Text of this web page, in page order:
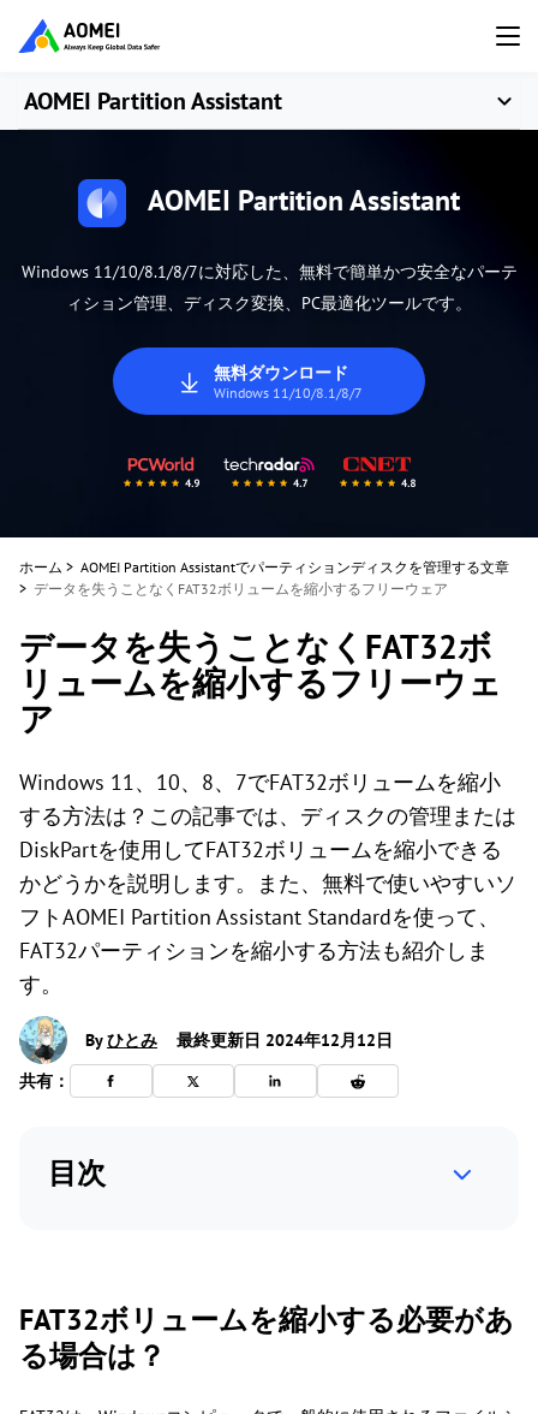
AOMEI Partition Assistant
AOMEI Partition Assistant
Windows 11/10/8.1/8/7に対応した、無料で簡単かつ安全なパーテ
ィション管理、ディスク変換、PC最適化ツールです。
無料ダウンロード
Windows 11/10/8.1/8/7
ホーム > AOMEI Partition Assistantでパーティションディスクを管理する文章
> データを失うことなくFAT32ボリュームを縮小するフリーウェア
データを失うことなくFAT32ボ
リュームを縮小するフリーウェ
ア
Windows 11、10、8、7でFAT32ボリュームを縮小
する方法は？この記事では、ディスクの管理または
DiskPartを使用してFAT32ボリュームを縮小できる
かどうかを説明します。また、無料で使いやすいソ
フトAOMEI Partition Assistant Standardを使って、
FAT32パーティションを縮小する方法も紹介しま
す。
Byひとみ
最終更新日 2024年12月12日
共有：
目次
FAT32ボリュームを縮小する必要があ
る場合は？